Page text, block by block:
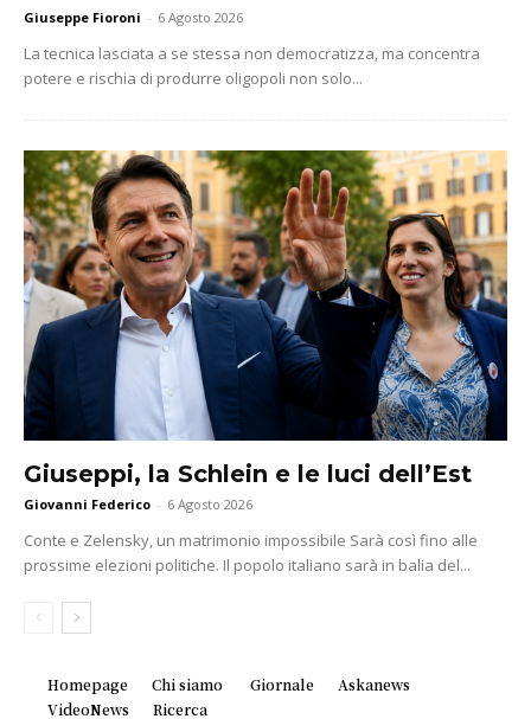
Giuseppe Fioroni - 6 Agosto 2026
La tecnica lasciata a se stessa non democratizza, ma concentra
potere e rischia di produrre oligopoli non solo...
Giuseppi, la Schlein e le luci dell’Est
Giovanni Federico - 6 Agosto 2026
Conte e Zelensky, un matrimonio impossibile Sarà così fino alle
prossime elezioni politiche. Il popolo italiano sarà in balia del...
Homepage Chi siamo Giornale
Askanews
VideoNews
Ricerca